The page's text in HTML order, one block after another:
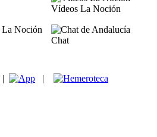
Vídeos La Noción
Chat
| |